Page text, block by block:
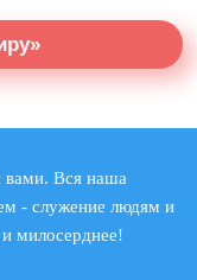
вами. Вся наша
- служение людям и
милосерднее!